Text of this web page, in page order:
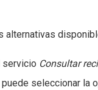
alternativas
servicio Consultar
seleccionar la